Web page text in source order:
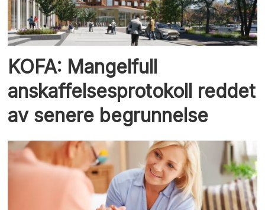
KOFA: Mangelfull
anskaffelsesprotokoll reddet
av senere begrunnelse